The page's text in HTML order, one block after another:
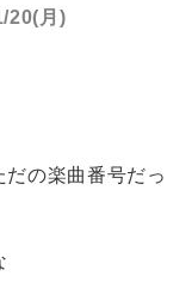
20(月)
の楽曲番号だっ